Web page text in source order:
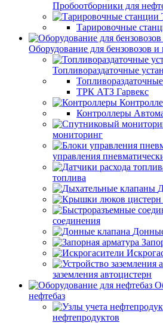
Пробоотборники для
Тарировочные
Оборудование для бензовозов и
Топливораздаточные
ТРК АТЗ Гарвекс
Контроллеры
мониторинг
управления
топлива
соединения
заземления автоцистерн
нефтебаз
нефтепродуктов